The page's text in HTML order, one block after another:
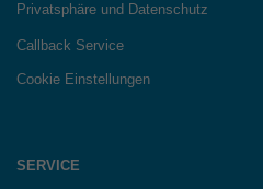
Privatsphäre und Datenschutz
Callback Service
Cookie Einstellungen
SERVICE